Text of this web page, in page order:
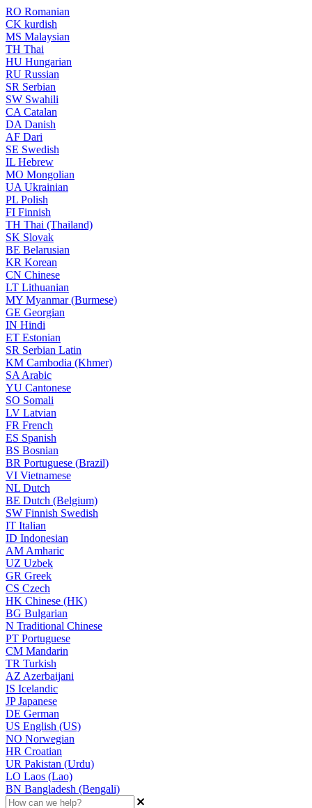
RO Romanian
CK kurdish
MS Malaysian
TH Thai
HU Hungarian
RU Russian
SR Serbian
SW Swahili
CA Catalan
DA Danish
AF Dari
SE Swedish
IL Hebrew
MO Mongolian
UA Ukrainian
PL Polish
FI Finnish
TH Thai (Thailand)
SK Slovak
BE Belarusian
KR Korean
CN Chinese
LT Lithuanian
MY Myanmar (Burmese)
GE Georgian
IN Hindi
ET Estonian
SR Serbian Latin
KM Cambodia (Khmer)
SA Arabic
YU Cantonese
SO Somali
LV Latvian
FR French
ES Spanish
BS Bosnian
BR Portuguese (Brazil)
VI Vietnamese
NL Dutch
BE Dutch (Belgium)
SW Finnish Swedish
IT Italian
ID Indonesian
AM Amharic
UZ Uzbek
GR Greek
CS Czech
HK Chinese (HK)
BG Bulgarian
N Traditional Chinese
PT Portuguese
CM Mandarin
TR Turkish
AZ Azerbaijani
IS Icelandic
JPJapanese
DE German
US English (US)
NO Norwegian
HR Croatian
UR Pakistan (Urdu)
LO Laos (Lao)
BN Bangladesh (Bengali)